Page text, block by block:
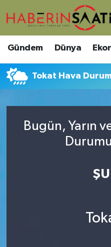
Gündem Dünya
Tokat Hava
Bugün, Yarın
Asayiş
Bilim ve Teknoloji
Çevre
Nöbetçi Eczaneler
Hava Durumu
Trafik Durumu
Tüm Manşetler